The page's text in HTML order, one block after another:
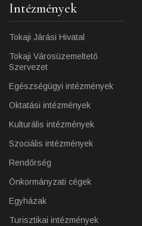
Intézmények
Tokaji Járási Hivatal
Tokaji Városüzemeltető
Szervezet
Egészségügyi intézmények
Oktatási intézmények
Kulturális intézmények
Szociális intézmények
Rendőrség
Önkormányzati cégek
Egyházak
Turisztikai intézmények